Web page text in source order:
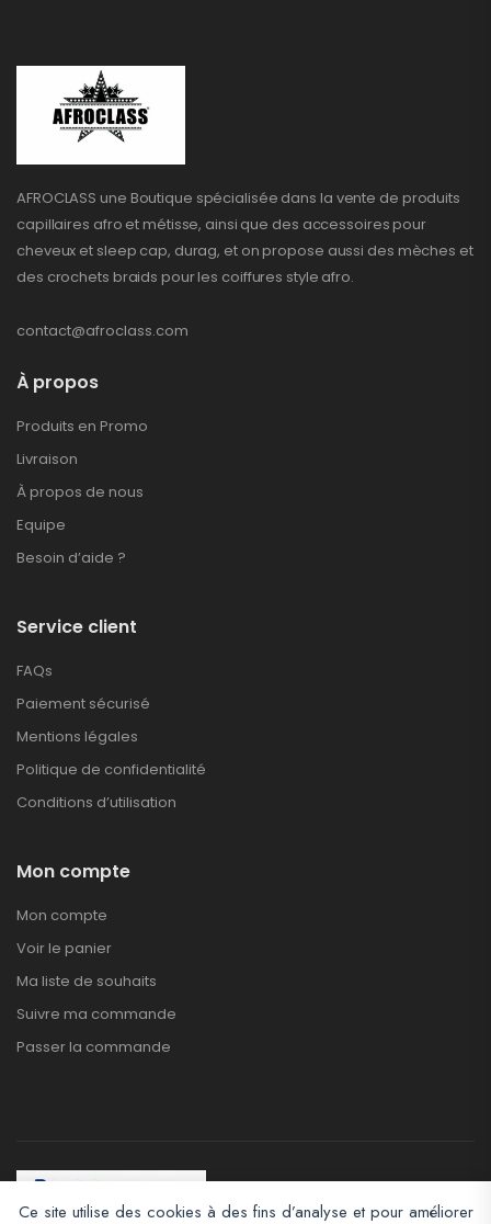
Ce site utilise des cookies à des fins d’analyse et pour améliorer
AFROCLASS une Boutique spécialisée dans la vente de produits
capillaires afro et métisse, ainsi que des accessoires pour
cheveux et sleep cap, durag, et on propose aussi des mèches et
des crochets braids pour les coiffures style afro.
contact@afroclass.com
À propos
Produits en Promo
Livraison
À propos de nous
Equipe
Besoin d’aide ?
Service client
FAQs
Paiement sécurisé
Mentions légales
Politique de confidentialité
Conditions d’utilisation
Mon compte
Mon compte
Voir le panier
Ma liste de souhaits
Suivre ma commande
Passer la commande